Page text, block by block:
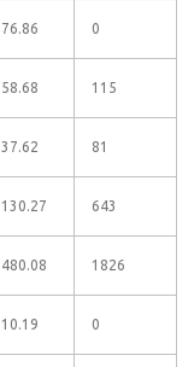
76.86 0
58.68 115
37.62 81
130.27 643
480.08 1826
10.19 0